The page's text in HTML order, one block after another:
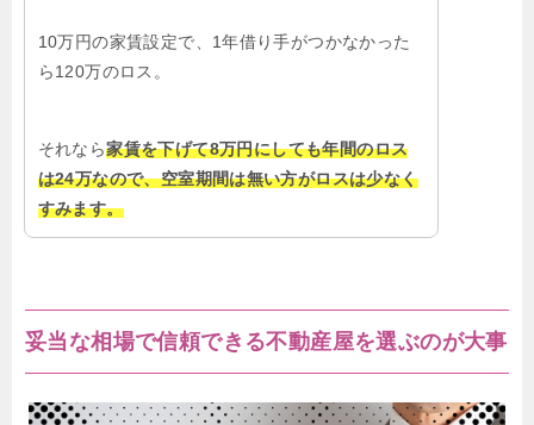
10万円の家賃設定で、1年借り手がつかなかった
ら120万のロス。
それなら家賃を下げて8万円にしても年間のロス
は24万なので、空室期間は無い方がロスは少なく
すみます。
妥当な相場で信頼できる不動産屋を選ぶのが大事